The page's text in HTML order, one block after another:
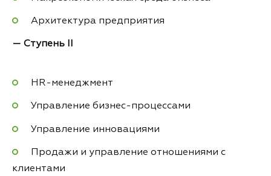
Архитектура предприятия
— Ступень II
HR-менеджмент
Управление бизнес-процессами
Управление инновациями
Продажи и управление отношениями с
клиентами